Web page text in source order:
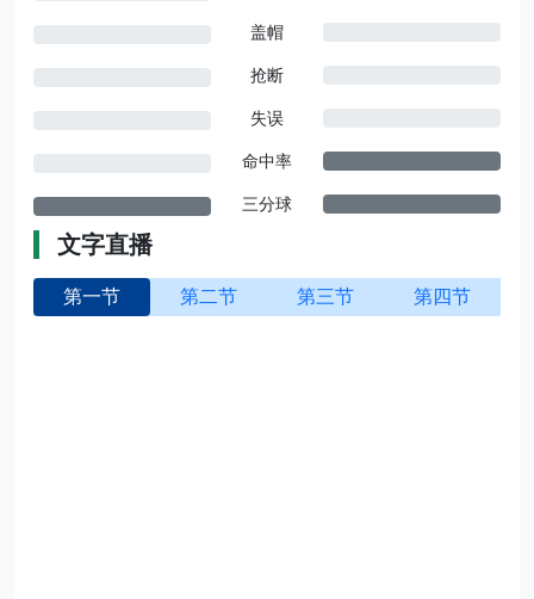
盖帽
抢断
失误
命中率
三分球
文字直播
第一节 第二节 第三节 第四节